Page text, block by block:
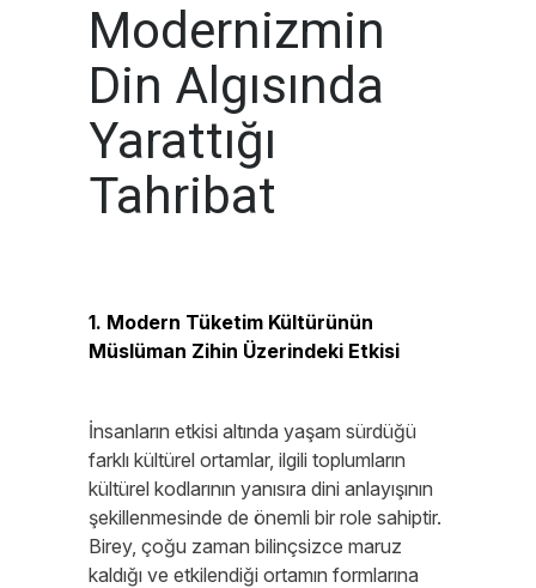
Modernizmin
Din Algısında
Yarattığı
Tahribat
1. Modern Tüketim Kültürünün
Müslüman Zihin Üzerindeki Etkisi
İnsanların etkisi altında yaşam sürdüğü
farklı kültürel ortamlar, ilgili toplumların
kültürel kodlarının yanısıra dini anlayışının
şekillenmesinde de önemli bir role sahiptir.
Birey, çoğu zaman bilinçsizce maruz
kaldığı ve etkilendiği ortamın formlarına